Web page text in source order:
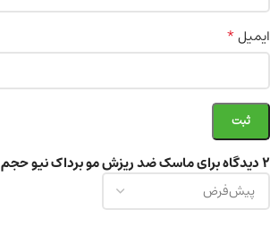
2 دیدگاه برای ماسک ضد ریزش مو برداک نیو حجم 250 گرم
ایمیل*